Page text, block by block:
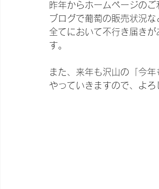
昨年からホームページの
ブログで葡萄の販売状況
全てにおいて不行き届き
す。
また、来年も沢山の「今
やっていきますので、よろ